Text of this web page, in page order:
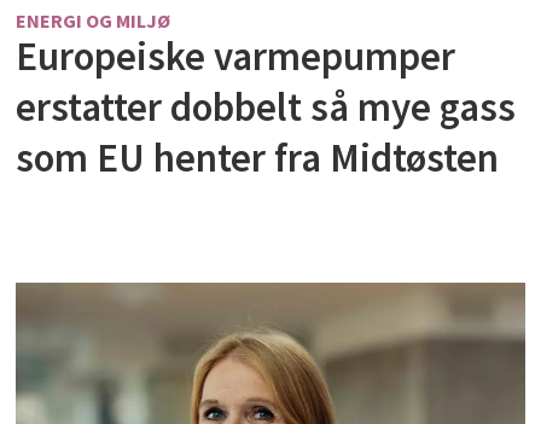
ENERGI OG MILJØ
Europeiske varmepumper
erstatter dobbelt så mye gass
som EU henter fra Midtøsten